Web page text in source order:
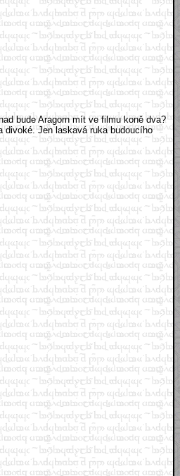
bude Aragorn mít ve filmu koně dva?
divoké. Jen laskavá ruka budoucího